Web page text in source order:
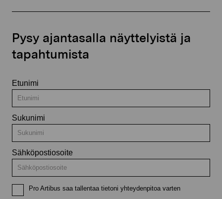
Pysy ajantasalla näyttelyistä ja
tapahtumista
Etunimi
Sukunimi
Sähköpostiosoite
Pro Artibus saa tallentaa tietoni yhteydenpitoa varten